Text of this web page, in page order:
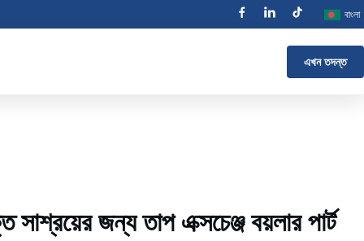
বাংলা
এখন তদন্ত
জন্য তাপ এক্সচেঞ্জ বয়লার পার্ট